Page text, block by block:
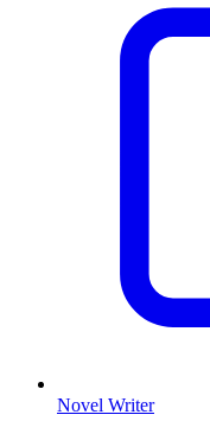
Novel Writer